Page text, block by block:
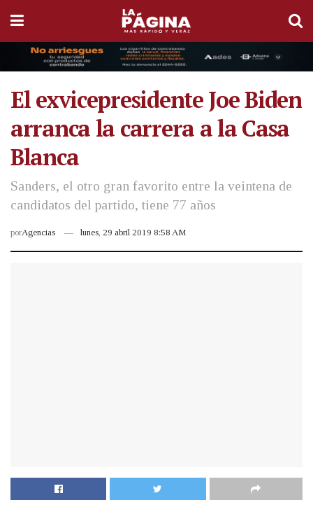
El exvicepresidente Joe Biden
arranca la carrera a la Casa
Blanca
Sanders, el otro gran favorito entre la veintena de
candidatos del partido, tiene 77 años
porAgencias lunes, 29 abril 2019 8:58 AM